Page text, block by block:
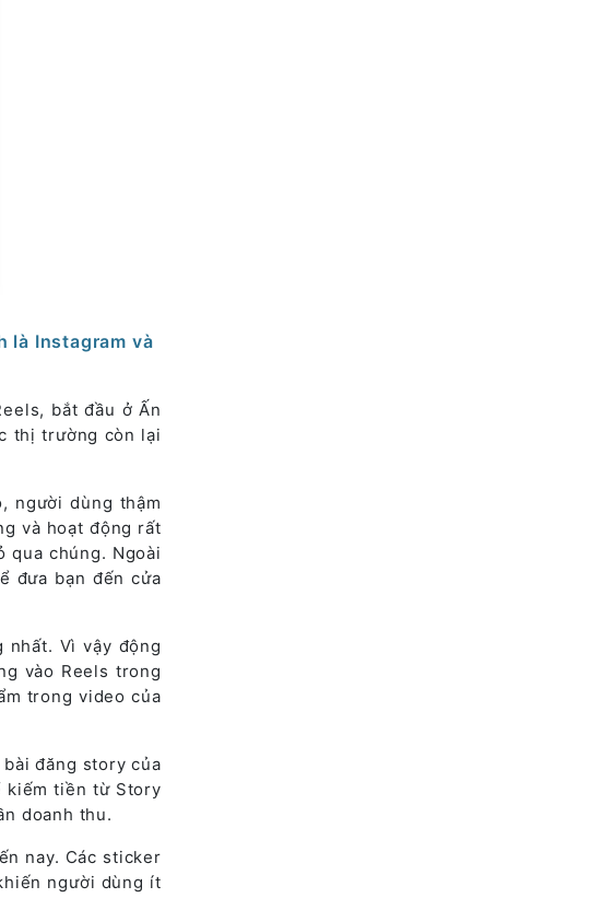
là Instagram và
bắt đầu ở Ấn
thị trường còn lại
người dùng thậm
và hoạt động rất
qua chúng. Ngoài
đưa bạn đến cửa
nhất. Vì vậy động
vào Reels trong
trong video của
đăng story của
kiếm tiền từ Story
doanh thu.
nay. Các sticker
người dùng ít